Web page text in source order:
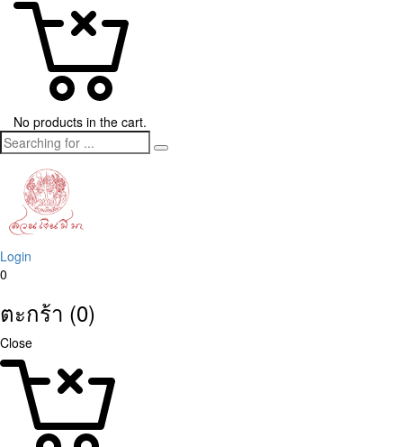
No products in the cart.
Login
0
ตะกร้า (0)
Close